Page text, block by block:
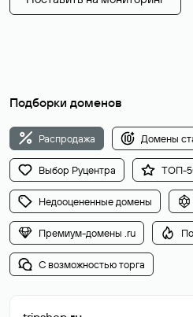
Подборки доменов
Распродажа Домены
Выбор Руцентра ТОП-
Недооцененные домены
Премиум-домены .ru
С возможностью торга